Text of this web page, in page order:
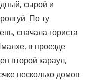
сырой и
По ту
сначала гориста
в проезде
второй караул,
несколько домов